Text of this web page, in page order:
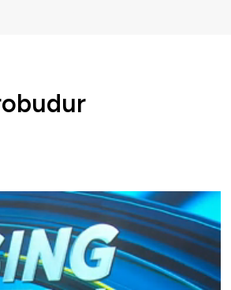
pusat perayaan Waisak tahun
Candi Bororbudur sebagai
dunia. Bagaimana kemeriahan
Injourney dalam